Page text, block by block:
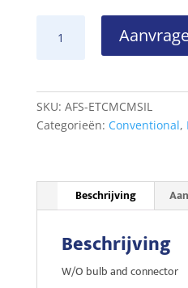
PAR
aantal
SKU: AFS-ETCMCMSIL
Categorieën: Conventional,
Beschrijving
Beschrijving
W/O bulb and connector